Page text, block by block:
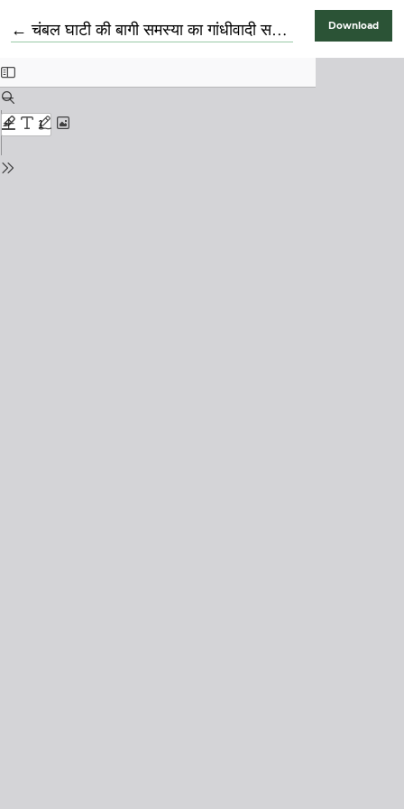
←Return to Article Details
चंबल घाटी की बागी समस्या का गांधीवादी समाधान: एक अध्ययन Download